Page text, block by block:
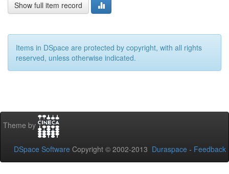
Show full item record
Items in DSpace are protected by copyright, with all rights
reserved, unless otherwise indicated.
Theme by
DSpace Software Copyright © 2002-2013 Duraspace - Feedback